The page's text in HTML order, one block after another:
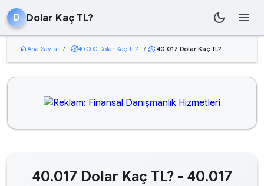
D Dolar Kaç TL? dark_mode menu
homeAna Sayfa / currency_exchange40.000 Dolar Kaç TL? / currency_exchange 40.017 Dolar Kaç TL?
40.017 Dolar Kaç TL? - 40.017